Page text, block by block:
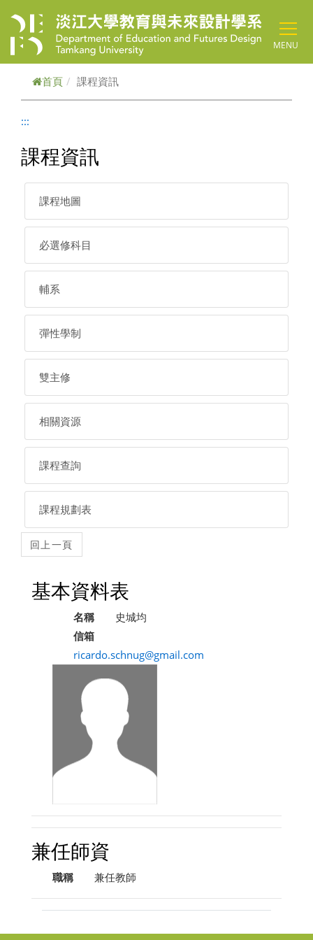
MENU
首頁 課程資訊
:::
課程資訊
課程地圖
必選修科目
輔系
彈性學制
雙主修
相關資源
課程查詢
課程規劃表
基本資料表
名稱
史城均
信箱
ricardo.schnug@gmail.com
兼任師資
職稱 兼任教師